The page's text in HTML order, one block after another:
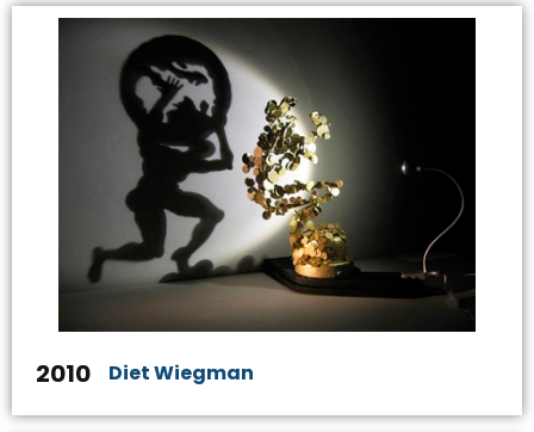
2010 Diet Wiegman